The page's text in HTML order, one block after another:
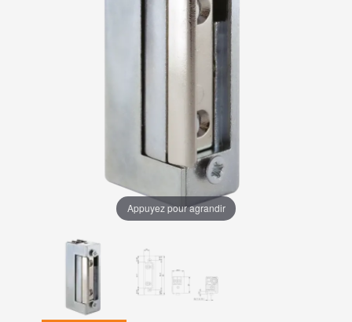
Appuyez pour agrandir